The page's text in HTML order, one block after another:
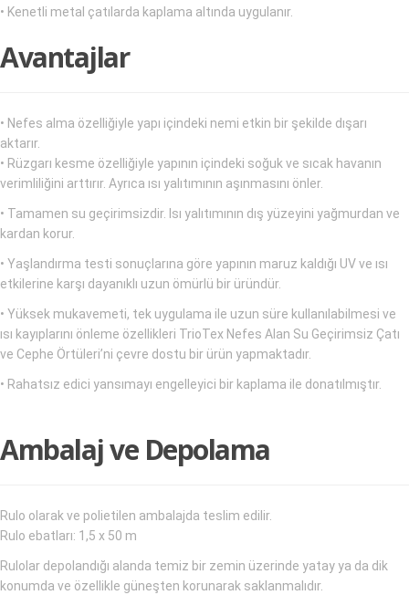
• Kenetli metal çatılarda kaplama altında uygulanır.
Avantajlar
• Nefes alma özelliğiyle yapı içindeki nemi etkin bir şekilde dışarı
aktarır.
• Rüzgarı kesme özelliğiyle yapının içindeki soğuk ve sıcak havanın
verimliliğini arttırır. Ayrıca ısı yalıtımının aşınmasını önler.
• Tamamen su geçirimsizdir. Isı yalıtımının dış yüzeyini yağmurdan ve
kardan korur.
• Yaşlandırma testi sonuçlarına göre yapının maruz kaldığı UV ve ısı
etkilerine karşı dayanıklı uzun ömürlü bir üründür.
• Yüksek mukavemeti, tek uygulama ile uzun süre kullanılabilmesi ve
ısı kayıplarını önleme özellikleri TrioTex Nefes Alan Su Geçirimsiz Çatı
ve Cephe Örtüleri’ni çevre dostu bir ürün yapmaktadır.
• Rahatsız edici yansımayı engelleyici bir kaplama ile donatılmıştır.
Ambalaj ve Depolama
Rulo olarak ve polietilen ambalajda teslim edilir.
Rulo ebatları: 1,5 x 50 m
Rulolar depolandığı alanda temiz bir zemin üzerinde yatay ya da dik
konumda ve özellikle güneşten korunarak saklanmalıdır.